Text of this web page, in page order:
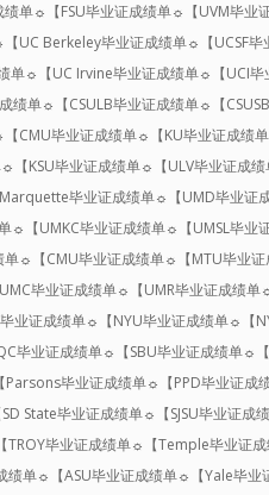
单☼【FSU毕业证成绩单☼【UVM毕
Berkeley毕业证成绩单☼【UCSF
☼【UC Irvine毕业证成绩单☼【UCI
单☼【CSULB毕业证成绩单☼【
CMU毕业证成绩单☼【KU毕业证成
KSU毕业证成绩单☼【ULV毕业证成
毕业证成绩单☼【UMD毕业
【UMKC毕业证成绩单☼【UMSL毕
☼【CMU毕业证成绩单☼【MTU毕业
毕业证成绩单☼【UMR毕业证成绩
业证成绩单☼【NYU毕业证成绩单☼【
业证成绩单☼【SBU毕业证成绩单☼
毕业证成绩单☼【PPD毕业证
State毕业证成绩单☼【SJSU毕业证成
毕业证成绩单☼【Temple毕业证
单☼【ASU毕业证成绩单☼【Yale毕